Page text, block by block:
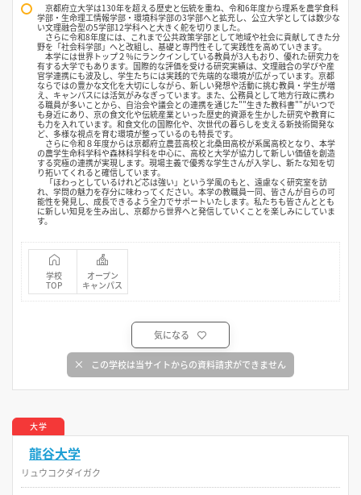
京都府立大学は130年を超える歴史と伝統を重ね、令和6年度から理系を農学食科
学部・生命理工情報学部・環境科学部の3学部へと拡充し、公立大学としては数少な
い文理融合型の5学部12学科へと大きく舵を切りました。
さらに令和8年度には、これまで公共政策学部として地域や社会に貢献してきた分
野を「社会科学部」へと改組し、基礎と専門性そして実践性を高めていきます。
本学には世界トップ２％にランクインしている教員が3人もおり、優れた研究力を
有する大学でもあります。国際的な評価を受ける研究実績は、文理融合の学びや産
官学連携にも波及し、学生たちには実践的で先端的な環境が広がっています。京都
ならではの豊かな文化を大切にしながら、新しい発想や活動に挑む教員・学生が増
え、キャンパスには活気がみなぎっています。また、公務員として地方行政に携わ
る職員が多いことから、自治会や議会との連携を通じた""生きた教科書""がいつで
も身近にあり、京の食文化や伝統産業といった歴史的資源を生かした研究や教育に
も力を入れています。和食文化の国際化や、次世代の暮らしを支える新技術開発な
ど、多様な視点を育む環境が整っているのも特長です。
さらに令和８年度からは京都府立農芸高校と北桑田高校が系属高校となり、本学
の農学生命科学科や森林科学科を中心に、高校と大学が協力して新しい価値を創造
する究極の連携が実現します。現場主義で優秀な学生さんが入学し、新たな知を切
り拓いてくれると確信しています。
「ほわっとしているけれど芯は強い」という学風のもと、遠慮なく研究室を訪
れ、学問の魅力を存分に味わってください。本学の教職員一同、皆さんが自らの可
能性を発見し、成長できるよう全力でサポートいたします。私たちも皆さんととも
に新しい知見を生み出し、京都から世界へと発信していくことを楽しみにしていま
す。
学校
TOP
オープン
キャンパス
気になる
この学校は当サイトからの資料請求ができません
大学
龍谷大学
リュウコクダイガク